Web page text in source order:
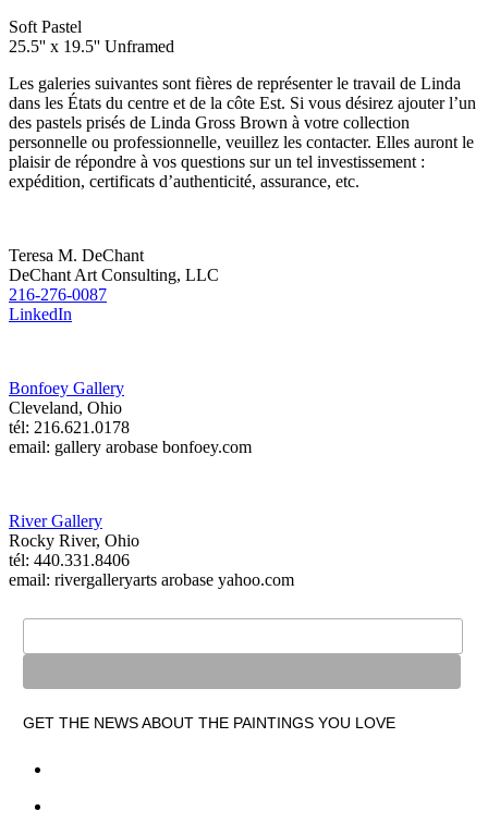
Soft Pastel
25.5'' x 19.5'' Unframed
Les galeries suivantes sont fières de représenter le travail de Linda
dans les États du centre et de la côte Est. Si vous désirez ajouter l’un
des pastels prisés de Linda Gross Brown à votre collection
personnelle ou professionnelle, veuillez les contacter. Elles auront le
plaisir de répondre à vos questions sur un tel investissement :
expédition, certificats d’authenticité, assurance, etc.
Teresa M. DeChant
DeChant Art Consulting, LLC
216-276-0087
LinkedIn
Bonfoey Gallery
Cleveland, Ohio
tél: 216.621.0178
email: gallery arobase bonfoey.com
River Gallery
Rocky River, Ohio
tél: 440.331.8406
email: rivergalleryarts arobase yahoo.com
GET THE NEWS ABOUT THE PAINTINGS YOU LOVE